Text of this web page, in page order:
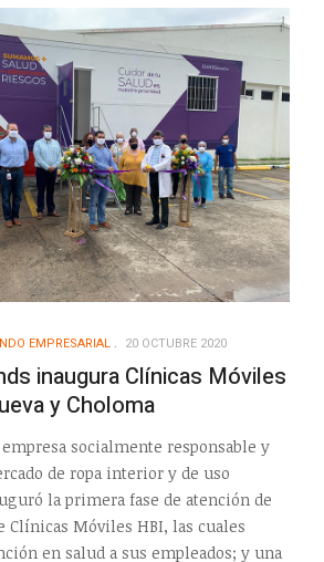
EMPRESARIAL 20 OCTUBRE 2020
inaugura Clínicas Móviles
y Choloma
empresa socialmente responsable y
de ropa interior y de uso
la primera fase de atención de
Clínicas Móviles HBI, las cuales
en salud a sus empleados; y una